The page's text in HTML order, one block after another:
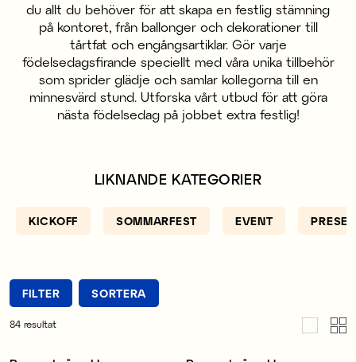
du allt du behöver för att skapa en festlig stämning
på kontoret, från ballonger och dekorationer till
tårtfat och engångsartiklar. Gör varje
födelsedagsfirande speciellt med våra unika tillbehör
som sprider glädje och samlar kollegorna till en
minnesvärd stund. Utforska vårt utbud för att göra
nästa födelsedag på jobbet extra festlig!
LIKNANDE KATEGORIER
KICKOFF SOMMARFEST EVENT
FILTER SORTERA
84 resultat